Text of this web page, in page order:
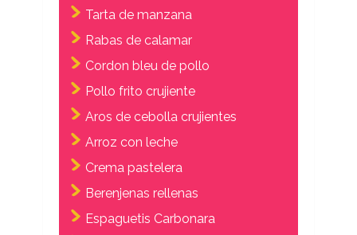
Tarta de manzana
Rabas de calamar
Cordon bleu de pollo
Pollo frito crujiente
Aros de cebolla crujientes
Arroz con leche
Crema pastelera
Berenjenas rellenas
Espaguetis Carbonara